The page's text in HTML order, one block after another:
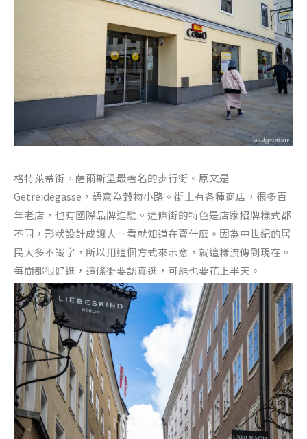
格特萊蒂街，薩爾斯堡最著名的步行街。原文是
Getreidegasse，語意為穀物小路。街上有各種商店，很多百
年老店，也有國際品牌進駐。這條街的特色是店家招牌樣式都
不同，形狀設計成讓人一看就知道在賣什麼。因為中世紀的居
民大多不識字，所以用這個方式來示意，就這樣流傳到現在。
每間都很好逛，這條街要認真逛，可能也要花上半天。